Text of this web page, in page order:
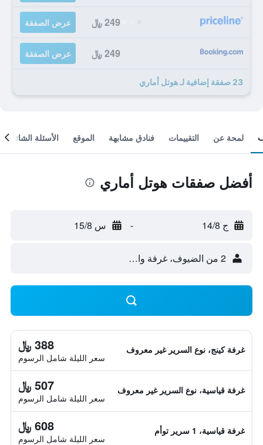
249 ﷼ عرض الصفقة
249 ﷼ عرض الصفقة
23 صفقة إضافية لـ هوتل أماري
لمحة عن التقييمات فنادق مشابهة الموقع الأسئلة الشائعة
أفضل صفقات هوتل أماري
ج 14/8 - س 15/8
2 من الضيوف، غرفة واحدة
غرفة كينج، نوع السرير غير معروف 388 ﷼
سعر الليلة شامل الرسوم
غرفة قياسية، نوع السرير غير معروف 507 ﷼
سعر الليلة شامل الرسوم
غرفة قياسية، 1 سرير توأم 608 ﷼
سعر الليلة شامل الرسوم